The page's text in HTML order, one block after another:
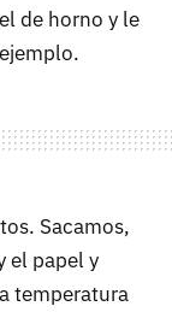
de horno y le
Sacamos,
el papel y
temperatura